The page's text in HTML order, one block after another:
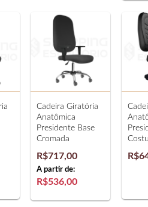
Cadeira Giratória
Anatômica
Presidente Base
Cromada
R$717,00
A partir de:
R$536,00